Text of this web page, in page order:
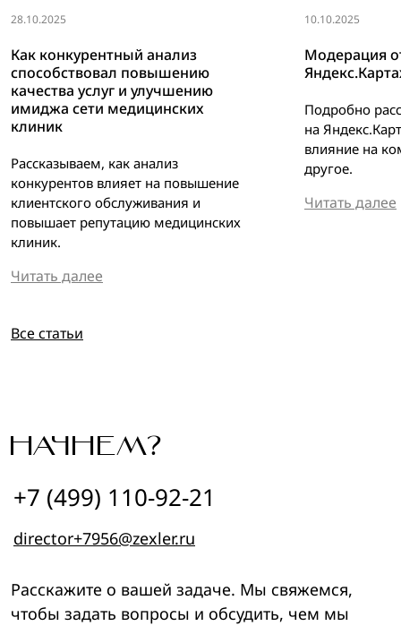
28.10.2025
Как конкурентный анализ
способствовал повышению
качества услуг и улучшению
имиджа сети медицинских
клиник
Рассказываем, как анализ
конкурентов влияет на повышение
клиентского обслуживания и
повышает репутацию медицинских
клиник.
Читать далее
10.10.2025
Модерация
Подробно
на
влияние на
другое.
Читать далее
Все статьи
НАЧНЕМ?
Расскажите о вашей задаче. Мы свяжемся,
чтобы задать вопросы и обсудить, чем мы
+7 (499) 110-92-21
director+7956@zexler.ru